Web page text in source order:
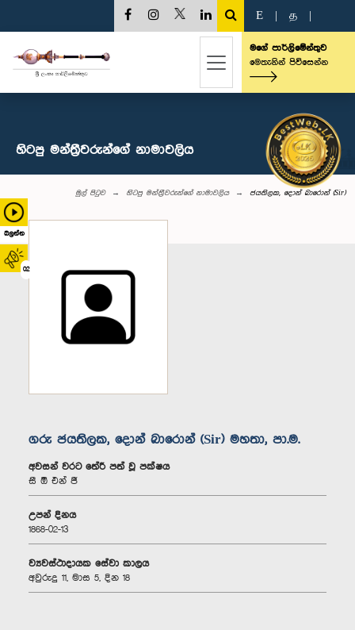
බලන්න
02
E த
මගේ පාර්ලිමේන්තුව
මෙතැනින් පිවිසෙන්න
හිටපු මන්ත්‍රීවරුන්ගේ නාමාවලිය
මුල් පිටුව හිටපු මන්ත්‍රීවරුන්ගේ නාමාවලිය ජයතිලක, දොන් බාරොන් (Sir)
ගරු ජයතිලක, දොන් බාරොන් (Sir) මහතා, පා.ම.
අවසන් වරට තේරී පත් වූ පක්ෂය
සී ඕ එන් ජී
උපන් දිනය
1868-02-13
ව්‍යවස්ථාදායක සේවා කාලය
අවුරුදු 11, මාස 5, දින 18